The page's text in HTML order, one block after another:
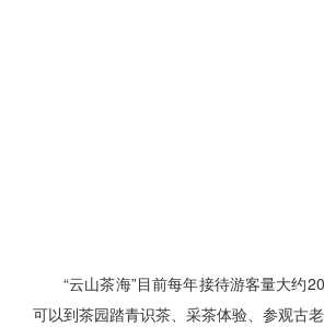
“云山茶海”目前每年接待游客量大约
可以到茶园踏青识茶、采茶体验、参观古